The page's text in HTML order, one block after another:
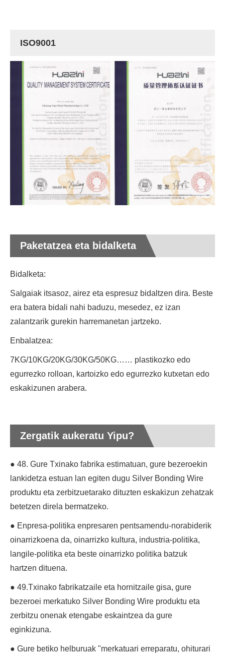
ISO9001
Paketatzea eta bidalketa
Bidalketa:
Salgaiak itsasoz, airez eta espresuz bidaltzen dira. Beste
era batera bidali nahi baduzu, mesedez, ez izan
zalantzarik gurekin harremanetan jartzeko.
Enbalatzea:
7KG/10KG/20KG/30KG/50KG…… plastikozko edo
egurrezko rolloan, kartoizko edo egurrezko kutxetan edo
eskakizunen arabera.
Zergatik aukeratu Yipu?
● 48. Gure Txinako fabrika estimatuan, gure bezeroekin
lankidetza estuan lan egiten dugu Silver Bonding Wire
produktu eta zerbitzuetarako dituzten eskakizun zehatzak
betetzen direla bermatzeko.
● Enpresa-politika enpresaren pentsamendu-norabiderik
oinarrizkoena da, oinarrizko kultura, industria-politika,
langile-politika eta beste oinarrizko politika batzuk
hartzen dituena.
● 49.Txinako fabrikatzaile eta hornitzaile gisa, gure
bezeroei merkatuko Silver Bonding Wire produktu eta
zerbitzu onenak etengabe eskaintzea da gure
eginkizuna.
● Gure betiko helburuak "merkatuari erreparatu, ohiturari